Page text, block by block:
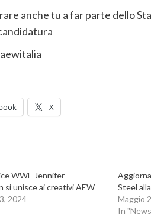
anche tu a far parte dello
aewitalia
X
WWE Jennifer
si unisce ai creativi AEW
2024
Steel
Maggio
In